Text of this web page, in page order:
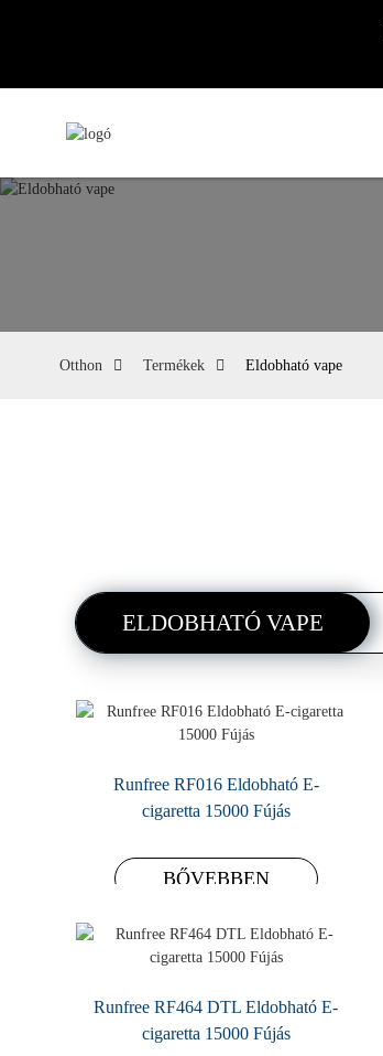
Otthon Termékek Eldobható vape
ELDOBHATÓ VAPE
Runfree RF016 Eldobható E-
cigaretta 15000 Fújás
BŐVEBBEN
Runfree RF464 DTL Eldobható E-
cigaretta 15000 Fújás
Forró eladó 1ML-es újratölthető
kerámia magú eldobható CBD
Runfree — Prémium Vape Juice E-
folyadék
BŐVEBBEN